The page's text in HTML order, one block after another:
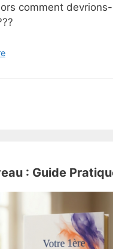
comment
: Guide